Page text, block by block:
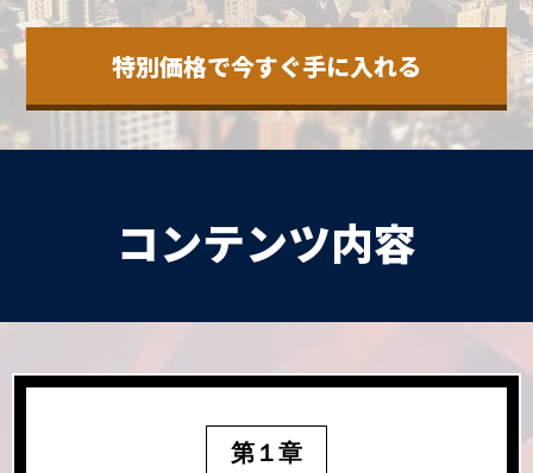
特別価格で今すぐ手に入れる
コンテンツ内容
第１章